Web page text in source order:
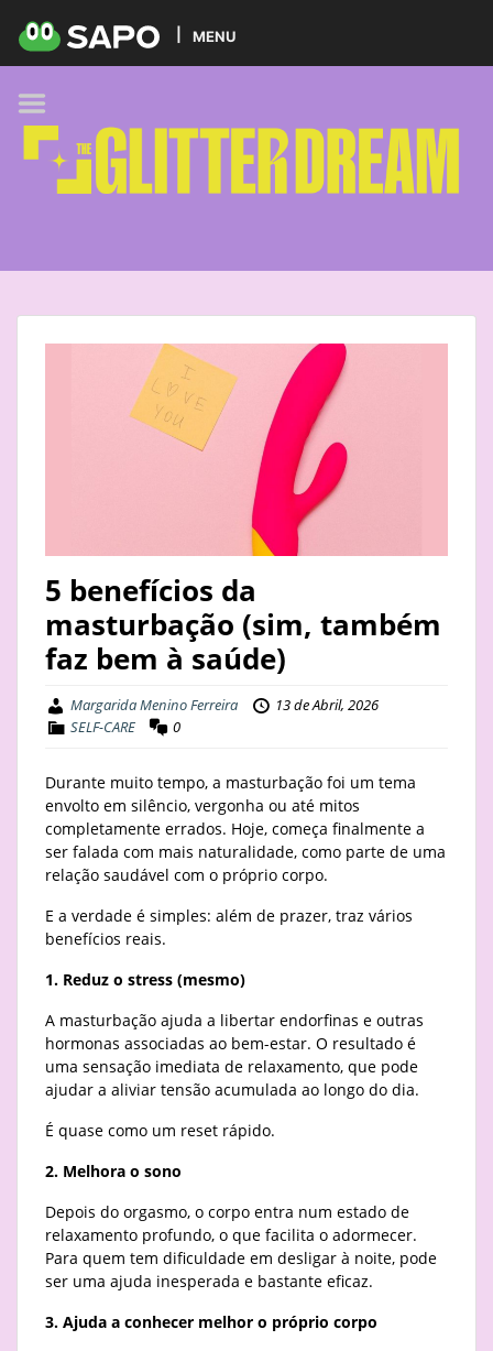
MENU
5 benefícios da
masturbação (sim, também
faz bem à saúde)
Margarida Menino Ferreira
13 de Abril, 2026
SELF-CARE
0
Durante muito tempo, a masturbação foi um tema
envolto em silêncio, vergonha ou até mitos
completamente errados. Hoje, começa finalmente a
ser falada com mais naturalidade, como parte de uma
relação saudável com o próprio corpo.
E a verdade é simples: além de prazer, traz vários
benefícios reais.
1. Reduz o stress (mesmo)
A masturbação ajuda a libertar endorfinas e outras
hormonas associadas ao bem-estar. O resultado é
uma sensação imediata de relaxamento, que pode
ajudar a aliviar tensão acumulada ao longo do dia.
É quase como um reset rápido.
2. Melhora o sono
Depois do orgasmo, o corpo entra num estado de
relaxamento profundo, o que facilita o adormecer.
Para quem tem dificuldade em desligar à noite, pode
ser uma ajuda inesperada e bastante eficaz.
3. Ajuda a conhecer melhor o próprio corpo
HOME
PODCAST
GLITTER BRANDS
KIDS
TREND
BUSINESS
ABOUT